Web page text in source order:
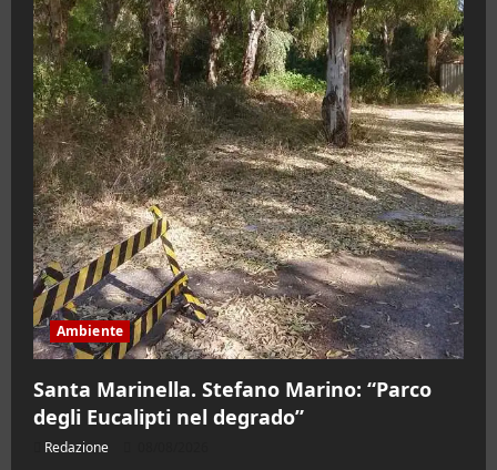
Ambiente
Santa Marinella. Stefano Marino: “Parco
degli Eucalipti nel degrado”
Redazione